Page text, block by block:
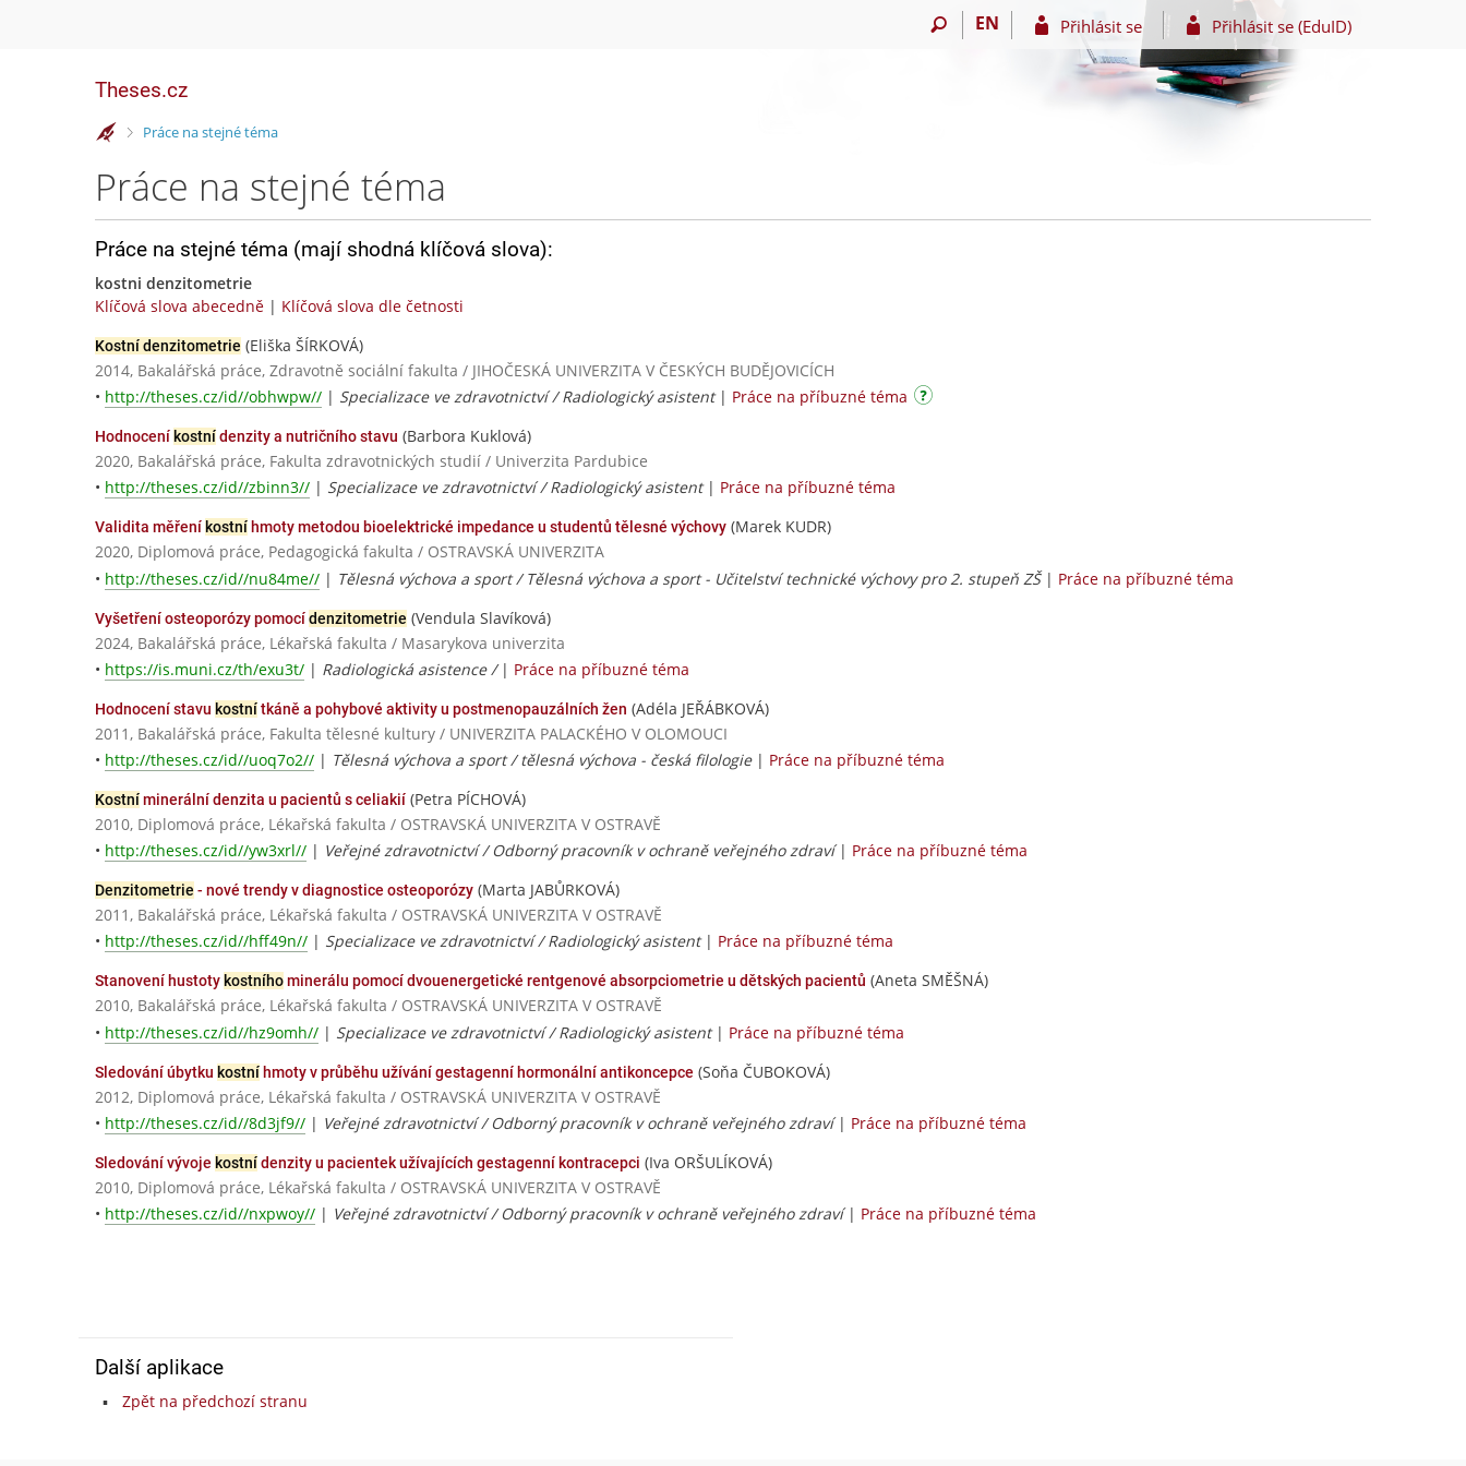
EN Přihlásit se Přihlásit se (EduID)
Theses.cz
>Práce na stejné téma
Práce na stejné téma
Práce na stejné téma (mají shodná klíčová slova):
kostni denzitometrie
Klíčová slova abecedně | Klíčová slova dle četnosti
Kostní denzitometrie (Eliška ŠÍRKOVÁ)
2014, Bakalářská práce, Zdravotně sociální fakulta / JIHOČESKÁ UNIVERZITA V ČESKÝCH BUDĚJOVICÍCH
• http://theses.cz/id//obhwpw// | Specializace ve zdravotnictví / Radiologický asistent| Práce na příbuzné téma
Hodnocení kostnídenzity a nutričního stavu (Barbora Kuklová)
2020, Bakalářská práce, Fakulta zdravotnických studií / Univerzita Pardubice
• http://theses.cz/id//zbinn3// | Specializace ve zdravotnictví / Radiologický asistent| Práce na příbuzné téma
Validita měření kostní hmoty metodou bioelektrické impedance u studentů tělesné výchovy (Marek KUDR)
2020, Diplomová práce, Pedagogická fakulta / OSTRAVSKÁ UNIVERZITA
• http://theses.cz/id//nu84me// | Tělesná výchova a sport / Tělesná výchova a sport - Učitelství technické výchovy pro 2. stupeň ZŠ| Práce na příbuzné téma
Vyšetření osteoporózy pomocídenzitometrie (Vendula Slavíková)
2024, Bakalářská práce, Lékařská fakulta / Masarykova univerzita
• https://is.muni.cz/th/exu3t/ | Radiologická asistence / | Práce na příbuzné téma
Hodnocení stavu kostnítkáně a pohybové aktivity u postmenopauzálních žen (Adéla JEŘÁBKOVÁ)
2011, Bakalářská práce, Fakulta tělesné kultury / UNIVERZITA PALACKÉHO V OLOMOUCI
• http://theses.cz/id//uoq7o2// | Tělesná výchova a sport / tělesná výchova - česká filologie| Práce na příbuzné téma
Kostníminerální denzita u pacientů s celiakií (Petra PÍCHOVÁ)
2010, Diplomová práce, Lékařská fakulta / OSTRAVSKÁ UNIVERZITA V OSTRAVĚ
• http://theses.cz/id//yw3xrl// | Veřejné zdravotnictví / Odborný pracovník v ochraně veřejného zdraví| Práce na příbuzné téma
Denzitometrie - nové trendy v diagnostice osteoporózy (Marta JABŮRKOVÁ)
2011, Bakalářská práce, Lékařská fakulta / OSTRAVSKÁ UNIVERZITA V OSTRAVĚ
• http://theses.cz/id//hff49n// | Specializace ve zdravotnictví / Radiologický asistent| Práce na příbuzné téma
Stanovení hustoty kostníhominerálu pomocí dvouenergetické rentgenové absorpciometrie u dětských pacientů (Aneta SMĚŠNÁ)
2010, Bakalářská práce, Lékařská fakulta / OSTRAVSKÁ UNIVERZITA V OSTRAVĚ
• http://theses.cz/id//hz9omh// | Specializace ve zdravotnictví / Radiologický asistent| Práce na příbuzné téma
Sledování úbytku kostníhmoty v průběhu užívání gestagenní hormonální antikoncepce (Soňa ČUBOKOVÁ)
2012, Diplomová práce, Lékařská fakulta / OSTRAVSKÁ UNIVERZITA V OSTRAVĚ
• http://theses.cz/id//8d3jf9// | Veřejné zdravotnictví / Odborný pracovník v ochraně veřejného zdraví| Práce na příbuzné téma
Sledování vývoje kostnídenzity u pacientek užívajících gestagenní kontracepci (Iva ORŠULÍKOVÁ)
2010, Diplomová práce, Lékařská fakulta / OSTRAVSKÁ UNIVERZITA V OSTRAVĚ
• http://theses.cz/id//nxpwoy// | Veřejné zdravotnictví / Odborný pracovník v ochraně veřejného zdraví| Práce na příbuzné téma
Další aplikace
Zpět na předchozí stranu